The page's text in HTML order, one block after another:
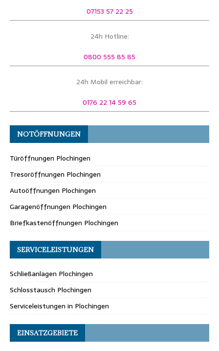
07153 57 22 25
24h Hotline:
0800 555 85 85
24h Mobil erreichbar:
0176 22 14 59 65
NOTÖFFNUNGEN
Türöffnungen Plochingen
Tresoröffnungen Plochingen
Autoöffnungen Plochingen
Garagenöffnungen Plochingen
Briefkastenöffnungen Plochingen
SERVICELEISTUNGEN
Schließanlagen Plochingen
Schlosstausch Plochingen
Serviceleistungen in Plochingen
EINSATZGEBIETE